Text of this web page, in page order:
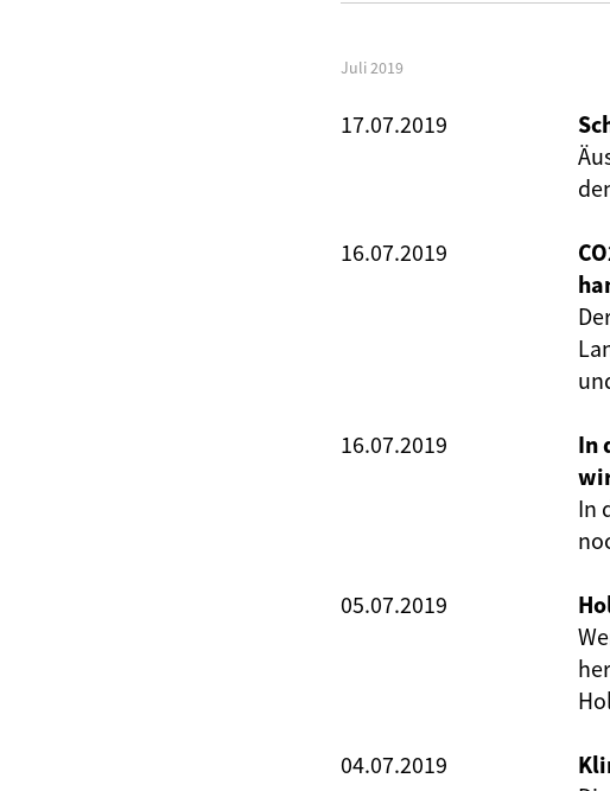
Juli 2019
17.07.2019
16.07.2019
16.07.2019
In
In
05.07.2019
04.07.2019